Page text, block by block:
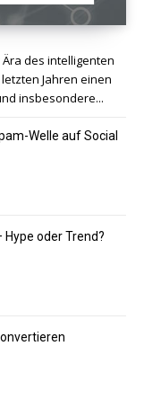
des intelligenten
Jahren einen
insbesondere...
Welle auf Social
oder Trend?